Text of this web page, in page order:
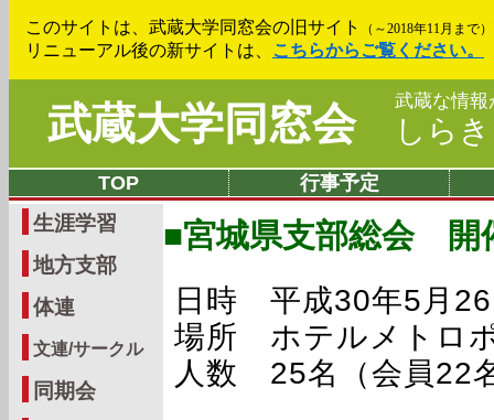
このサイトは、武蔵大学同窓会の旧サイト （～2018年11月まで）
リニューアル後の新サイトは、
こちらからご覧ください。
武蔵大学同窓会 武蔵な情報
しら
TOP 行事予定
生涯学習
地方支部
体連
文連/サークル
同期会
■宮城県支部総会 開
日時 平成30年5月
場所 ホテルメトロ
人数 25名（会員22